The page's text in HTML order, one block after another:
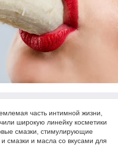
часть интимной жизни,
широкую линейку косметики
смазки, стимулирующие
смазки и масла со вкусами для